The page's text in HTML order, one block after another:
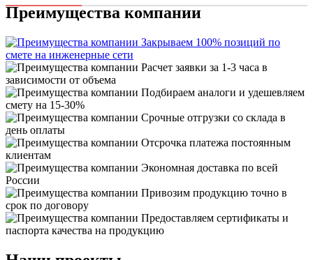
Преимущества компании
Закрываем 100% позиций по
смете на инженерные сети
Расчет заявки за 1-3 часа в
зависимости от объема
Подбираем аналоги и удешевляем
смету на 15-30%
Срочные отгрузки со склада в
день оплаты
Отсрочка платежа постоянным
клиентам
Экономная доставка по всей
России
Привозим продукцию точно в
срок по договору
Предоставляем сертификаты и
паспорта качества на продукцию